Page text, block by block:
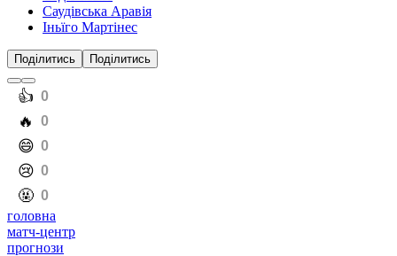
На другий тайм 40-річний португалець вже не вийшов, і
Альмерія змогла вирвати перемогу з рахунком 3:2.
Відзначимо, що в цьому матчі за команду з Ріяду дебютував
колишній лідер Барселони – Іньїго Мартінес. 34-річний
іспанець вийшов у стартовому складі Аль-Насра і був
замінений на 73-й хвилині.
Читайте ще
Відеоновини
Альмерія
Аль-Наср (Саудівська Аравія)
Кріштіану Роналду
Садіо Мане
Саудівська Аравія
Іньїго Мартінес